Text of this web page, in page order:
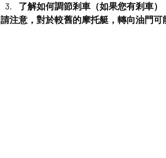
了解如何調節剎車（如果您有剎車）
請注意，對於較舊的摩托艇，轉向油門可